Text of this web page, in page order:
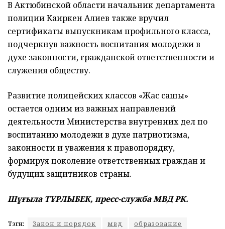
В Актюбинской области начальник департамента
полиции Каиркен Алиев также вручил
сертификаты выпускникам профильного класса,
подчеркнув важность воспитания молодежи в
духе законности, гражданской ответственности и
служения обществу.
Развитие полицейских классов «Жас сақшы»
остается одним из важных направлений
деятельности Министерства внутренних дел по
воспитанию молодежи в духе патриотизма,
законности и уважения к правопорядку,
формируя поколение ответственных граждан и
будущих защитников страны.
Шұғыла ТҰРЛЫБЕК, пресс-служба МВД РК.
Тэги: Закон и порядок мвд образование